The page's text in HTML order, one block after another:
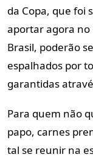
da Copa, que foi
aportar agora no
Brasil, poderão
espalhados por
garantidas
Para quem não
papo, carnes
tal se reunir na